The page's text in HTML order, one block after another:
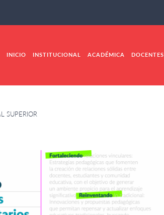
INICIO INSTITUCIONAL ACADÉMICA DOCENTES
SUPERIOR